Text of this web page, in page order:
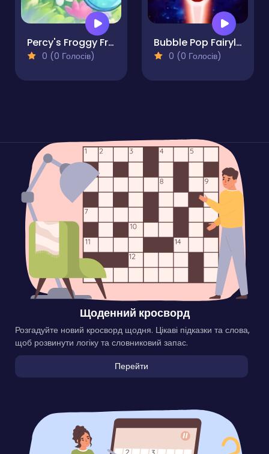
Percy's Froggy Frenzy
0 (0 Голосів)
Bubble Pop Fairyland
0 (0 Голосів)
Щоденний кросворд
Розгадуйте новий кросворд щодня. Цікаві підказки та слова,
щоб розвинути логіку та словниковий запас.
Перейти